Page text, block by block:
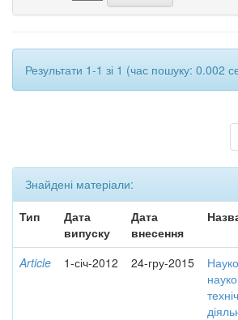
Результати 1-1 зі 1 (час пошуку: 0.002
Знайдені матеріали:
Тип
Дата
випуску
Дата
внесення
Article 1-січ-2012 24-гру-2015